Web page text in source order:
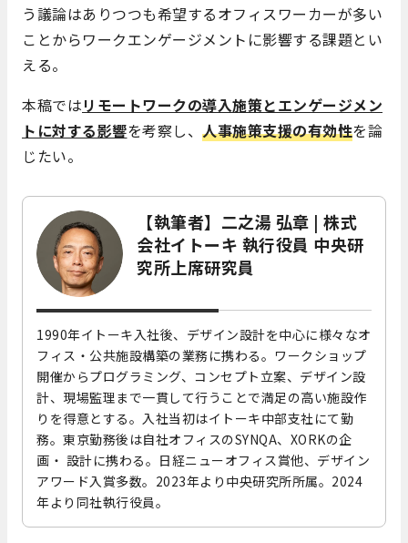
う議論はありつつも希望するオフィスワーカーが多い
ことからワークエンゲージメントに影響する課題とい
える。
本稿ではリモートワークの導入施策とエンゲージメン
トに対する影響を考察し、 人事施策支援の有効性を論
じたい。
【執筆者】二之湯 弘章 | 株式
会社イトーキ 執行役員 中央研
究所上席研究員
1990年イトーキ入社後、デザイン設計を中心に様々なオ
フィス・公共施設構築の業務に携わる。ワークショップ
開催からプログラミング、コンセプト立案、デザイン設
計、現場監理まで一貫して行うことで満足の高い施設作
りを得意とする。入社当初はイトーキ中部支社にて勤
務。東京勤務後は自社オフィスのSYNQA、XORKの企
画・ 設計に携わる。日経ニューオフィス賞他、デザイン
アワード入賞多数。2023年より中央研究所所属。2024
年より同社執行役員。